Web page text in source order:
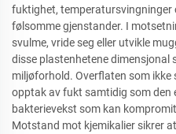
fuktighet, temperatursvingninger
følsomme gjenstander. I
svulme, vride seg eller utvikle
disse plastenhetene dimensjonal
miljøforhold. Overflaten som
opptak av fukt samtidig som den
bakterievekst som kan
Motstand mot kjemikalier sikrer